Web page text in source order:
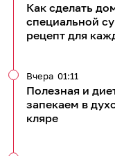
Как сделать
специальной
рецепт для
Полезная и
запекаем в
кляре
Вчера 01:11